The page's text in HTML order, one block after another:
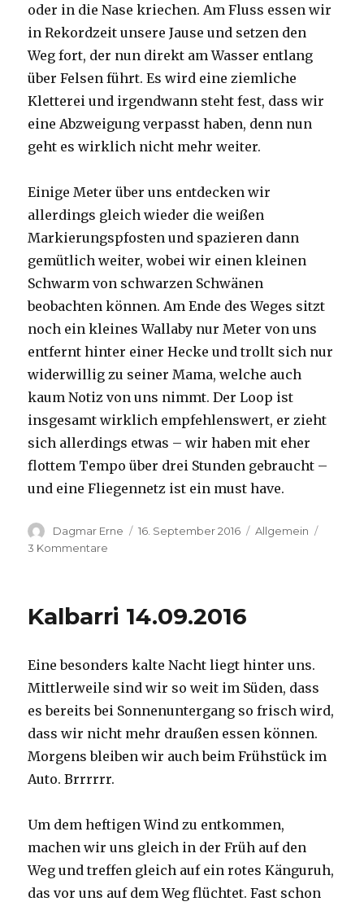
oder in die Nase kriechen. Am Fluss essen wir
in Rekordzeit unsere Jause und setzen den
Weg fort, der nun direkt am Wasser entlang
über Felsen führt. Es wird eine ziemliche
Kletterei und irgendwann steht fest, dass wir
eine Abzweigung verpasst haben, denn nun
geht es wirklich nicht mehr weiter.
Einige Meter über uns entdecken wir
allerdings gleich wieder die weißen
Markierungspfosten und spazieren dann
gemütlich weiter, wobei wir einen kleinen
Schwarm von schwarzen Schwänen
beobachten können. Am Ende des Weges sitzt
noch ein kleines Wallaby nur Meter von uns
entfernt hinter einer Hecke und trollt sich nur
widerwillig zu seiner Mama, welche auch
kaum Notiz von uns nimmt. Der Loop ist
insgesamt wirklich empfehlenswert, er zieht
sich allerdings etwas – wir haben mit eher
flottem Tempo über drei Stunden gebraucht –
und eine Fliegennetz ist ein must have.
Autor
Dagmar Erne
Veröffentlicht
16. September 2016 Kategorien
Allgemein
3 Kommentare
Kalbarri 14.09.2016
Eine besonders kalte Nacht liegt hinter uns.
Mittlerweile sind wir so weit im Süden, dass
es bereits bei Sonnenuntergang so frisch wird,
dass wir nicht mehr draußen essen können.
Morgens bleiben wir auch beim Frühstück im
Auto. Brrrrrr.
Um dem heftigen Wind zu entkommen,
machen wir uns gleich in der Früh auf den
Weg und treffen gleich auf ein rotes Känguruh,
das vor uns auf dem Weg flüchtet. Fast schon